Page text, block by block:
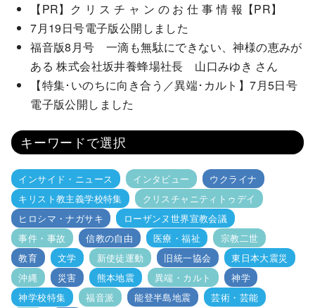
【PR】ク リ ス チ ャ ン の お 仕 事 情 報【PR】
7月19日号電子版公開しました
福音版8月号 一滴も無駄にできない、神様の恵みが
ある 株式会社坂井養蜂場社長 山口みゆき さん
【特集･いのちに向き合う／異端･カルト】7月5日号
電子版公開しました
キーワードで選択
インサイド・ニュース インタビュー
ウクライナ
キリスト教主義学校特集
クリスチャニティトゥデイ
ヒロシマ・ナガサキ
ローザンヌ世界宣教会議
事件・事故
信教の自由 医療・福祉
宗教二世
教育
文学 新使徒運動 旧統一協会
東日本大震災
沖縄
災害 熊本地震 異端・カルト
神学
神学校特集
福音派 能登半島地震
芸術・芸能